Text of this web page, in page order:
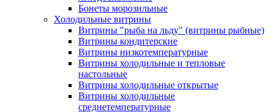
Бонеты морозильные
Холодильные витрины
Витрины "рыба на льду" (витрины рыбные)
Витрины кондитерские
Витрины низкотемпературные
Витрины холодильные и тепловые
настольные
Витрины холодильные открытые
Витрины холодильные
среднетемпературные